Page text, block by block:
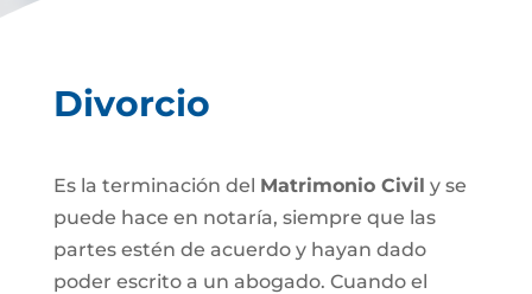
Divorcio
Es la terminación del Matrimonio Civil y se
puede hace en notaría, siempre que las
partes estén de acuerdo y hayan dado
poder escrito a un abogado. Cuando el